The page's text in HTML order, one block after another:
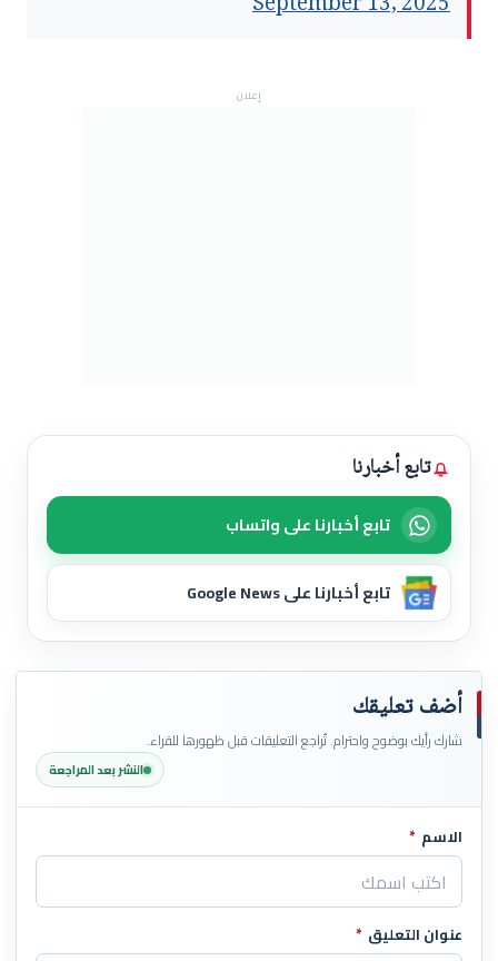
إعلان
تابع أخبارنا
تابع أخبارنا على واتساب
تابع أخبارنا على Google News
أضف تعليقك
شارك رأيك بوضوح واحترام. تُراجع التعليقات قبل ظهورها للقراء.
النشر بعد المراجعة
اترك هذا الحقل فارغاً
الاسم *
عنوان التعليق *